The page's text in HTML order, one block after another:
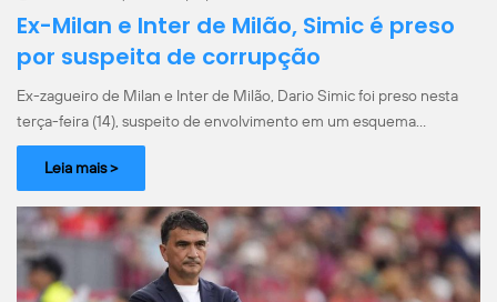
Ex-Milan e Inter de Milão, Simic é preso
por suspeita de corrupção
Ex-zagueiro de Milan e Inter de Milão, Dario Simic foi preso nesta
terça-feira (14), suspeito de envolvimento em um esquema…
Leia mais >